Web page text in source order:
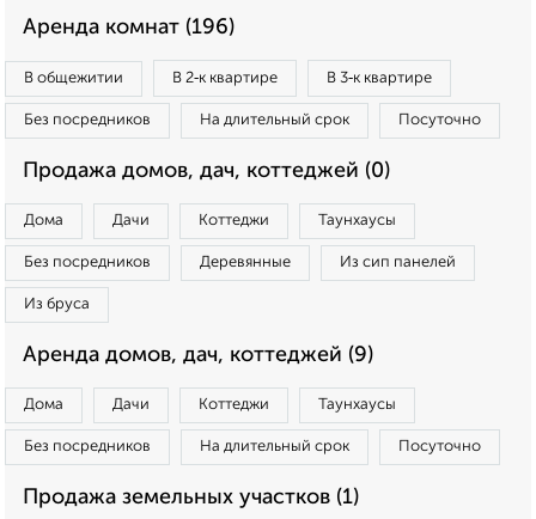
Аренда комнат (196)
В общежитии В 2‑к квартире В 3‑к квартире
Без посредников На длительный срок Посуточно
Продажа домов, дач, коттеджей (0)
Дома Дачи Коттеджи Таунхаусы
Без посредников Деревянные Из сип панелей
Из бруса
Аренда домов, дач, коттеджей (9)
Дома Дачи Коттеджи Таунхаусы
Без посредников На длительный срок Посуточно
Продажа земельных участков (1)